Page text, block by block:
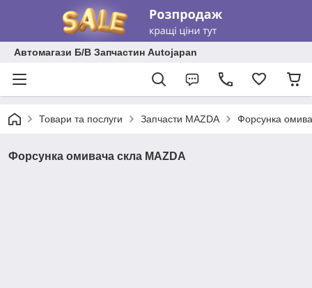
Автомагази Б/В Запчастин Autojapan
Товари та послуги Запчасти MAZDA Форсунка
Форсунка омивача скла MAZDA